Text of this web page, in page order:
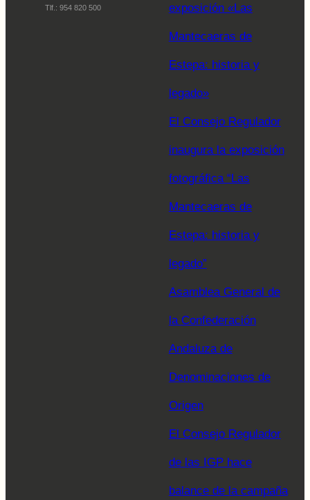
Tlf.: 954 820 500
exposición «Las
Mantecaeras de
Estepa: historia y
legado»
El Consejo Regulador
inaugura la exposición
fotográfica “Las
Mantecaeras de
Estepa: historia y
legado”
Asamblea General de
la Confederación
Andaluza de
Denominaciones de
Origen
El Consejo Regulador
de las IGP hace
balance de la campaña